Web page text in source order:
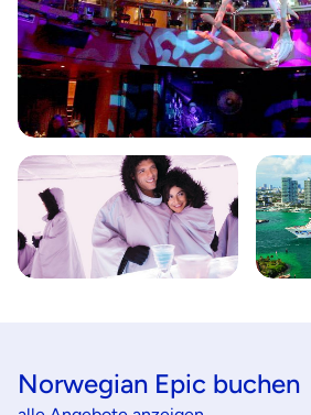
Norwegian Epic buchen